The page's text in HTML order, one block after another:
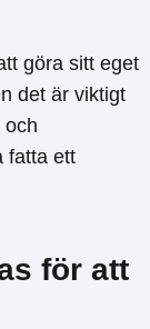
göra sitt eget
det är viktigt
och
fatta ett
för att